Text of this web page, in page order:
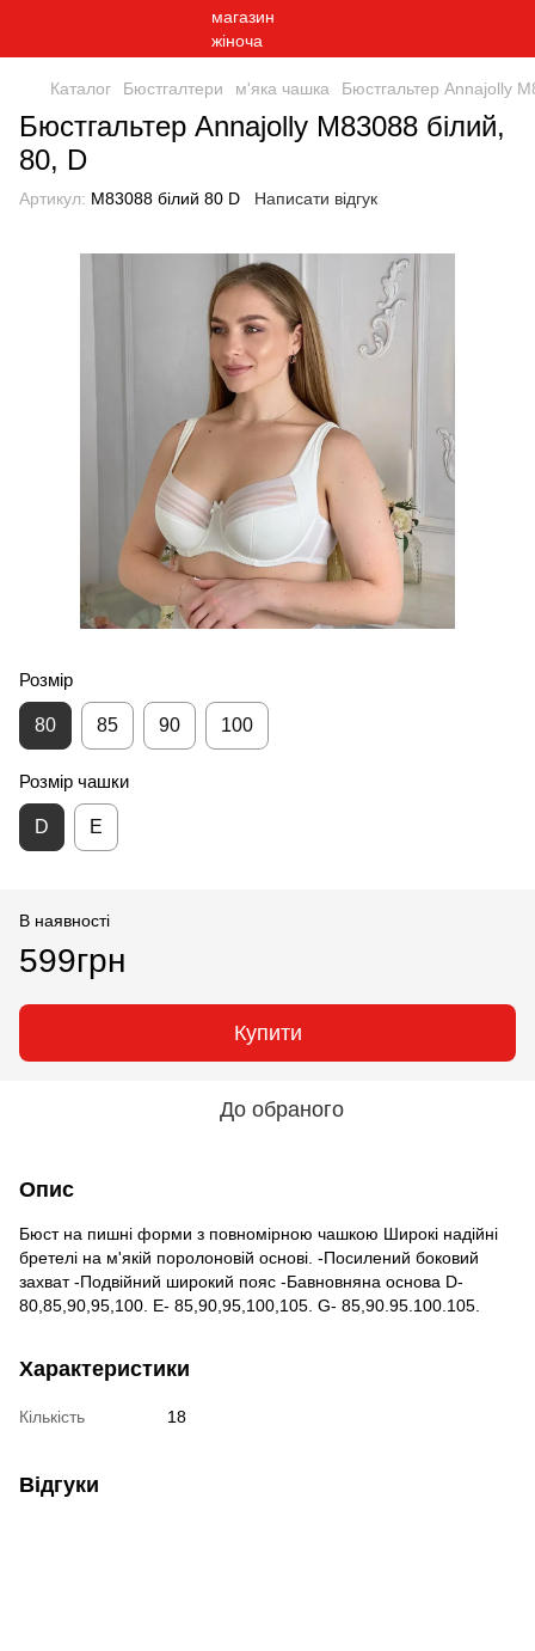
Каталог Бюстгалтери м'яка чашка Бюстгальтер Annajolly
Бюстгальтер Annajolly М83088 білий,
80, D
Артикул: М83088 білий 80 D Написати відгук
Розмір
80 85 90 100
Розмір чашки
D E
В наявності
599грн
Купити
До обраного
Опис
Бюст на пишні форми з повномірною чашкою Широкі надійні
бретелі на м'якій поролоновій основі. -Посилений боковий
захват -Подвійний широкий пояс -Бавновняна основа D-
80,85,90,95,100. E- 85,90,95,100,105. G- 85,90.95.100.105.
Характеристики
Кількість 18
Відгуки